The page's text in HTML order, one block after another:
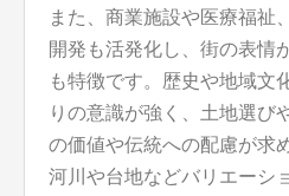
また、商業施設や医療福祉
開発も活発化し、街の表情
も特徴です。歴史や地域文
りの意識が強く、土地選び
の価値や伝統への配慮が求
河川や台地などバリエーシ